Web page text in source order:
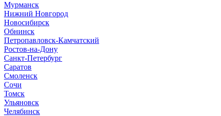
Мурманск
Нижний Новгород
Новосибирск
Обнинск
Петропавловск-Камчатский
Ростов-на-Дону
Санкт-Петербург
Саратов
Смоленск
Сочи
Томск
Ульяновск
Челябинск